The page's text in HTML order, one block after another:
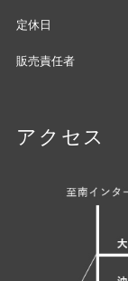
定休日
販売責任者
アクセス